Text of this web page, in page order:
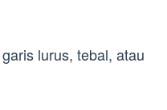
lurus, tebal, atau